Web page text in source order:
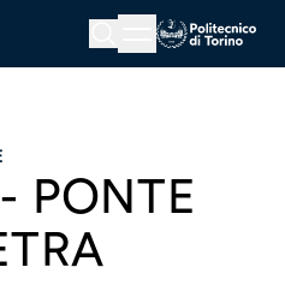
Menu button
PONTE